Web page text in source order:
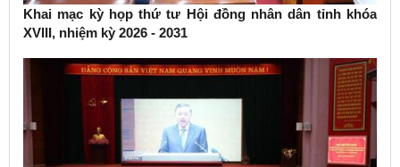
Khai mạc kỳ họp thứ tư Hội đồng nhân dân tỉnh khóa
XVIII, nhiệm kỳ 2026 - 2031